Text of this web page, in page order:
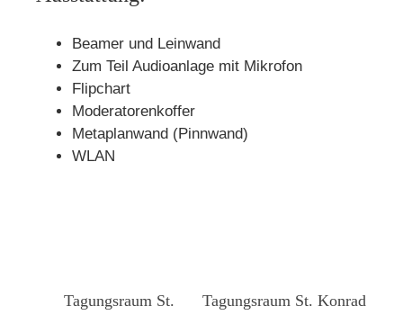
Beamer und Leinwand
Zum Teil Audioanlage mit Mikrofon
Flipchart
Moderatorenkoffer
Metaplanwand (Pinnwand)
WLAN
Tagungsraum St.
Tagungsraum St. Konrad